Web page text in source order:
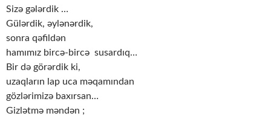
Sizə gələrdik …
Gülərdik, əylənərdik,
sonra qəfildən
hamımız bircə-bircə susardıq…
Bir də görərdik ki,
uzaqların lap uca məqamından
gözlərimizə baxırsan…
Gizlətmə məndən ;